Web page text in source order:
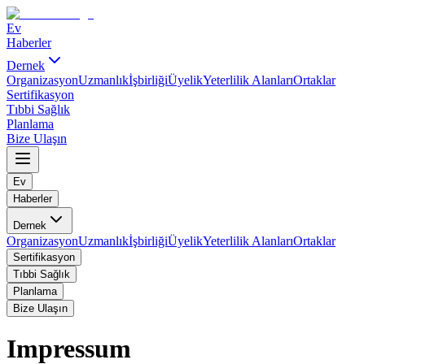
Ev
Haberler
Dernek
OrganizasyonUzmanlıkİşbirliğiÜyelikYeterlilik AlanlarıOrtaklar
Sertifikasyon
Tıbbi Sağlık
Planlama
Bize Ulaşın
Ev
Haberler
Dernek
OrganizasyonUzmanlıkİşbirliğiÜyelikYeterlilik AlanlarıOrtaklar
Sertifikasyon
Tıbbi Sağlık
Planlama
Bize Ulaşın
Impressum